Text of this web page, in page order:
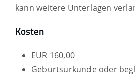
kann weitere Unterlagen
Kosten
EUR 160,00
Geburtsurkunde oder